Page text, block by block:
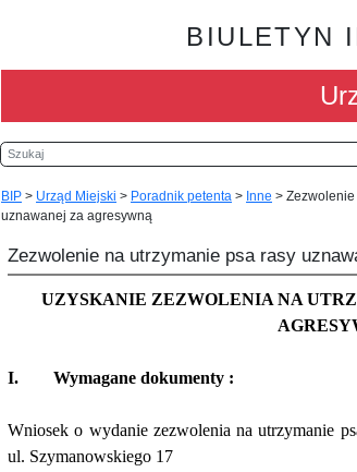
BIULETYN
Szukaj
BIP > Urząd Miejski > Poradnik petenta > Inne >
uznawanej za agresywną
Zezwolenie na utrzymanie psa rasy
UZYSKANIE ZEZWOLENIA NA
I. Wymagane dokumenty :
Wniosek o wydanie zezwolenia na utrzymanie
ul. Szymanowskiego 17